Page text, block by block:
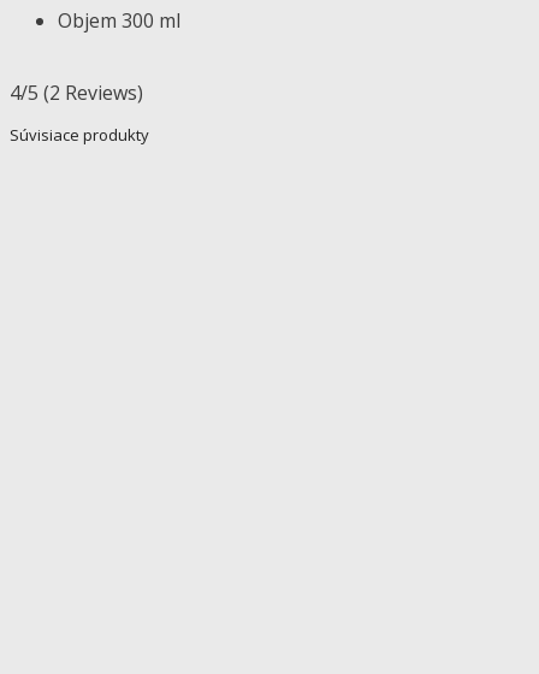
Objem 300 ml
4/5 (2 Reviews)
Súvisiace produkty